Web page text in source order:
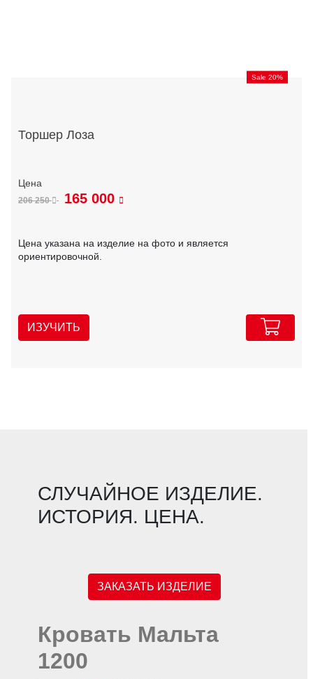
Sale 20%
Торшер Лоза
206 250 165 000
Цена указана на изделие на фото и является
ориентировочной.
ИЗУЧИТЬ
СЛУЧАЙНОЕ ИЗДЕЛИЕ.
ИСТОРИЯ. ЦЕНА.
ЗАКАЗАТЬ ИЗДЕЛИЕ
Кровать Мальта
1200